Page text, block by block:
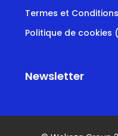
Termes et
Politique de cookies
Newsletter